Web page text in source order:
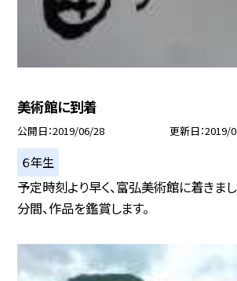
美術館に到着
公開日 2019/06/28 更新日 2019/
６年生
予定時刻より早く、富弘美術館に着きま
分間、作品を鑑賞します。